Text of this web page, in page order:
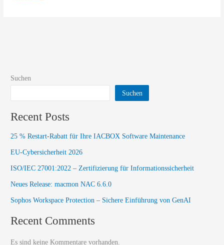
Suchen
Suchen
Recent Posts
25 % Restart-Rabatt für Ihre IACBOX Software Maintenance
EU-Cybersicherheit 2026
ISO/IEC 27001:2022 – Zertifizierung für Informationssicherheit
Neues Release: macmon NAC 6.6.0​
Sophos Workspace Protection – Sichere Einführung von GenAI
Recent Comments
Es sind keine Kommentare vorhanden.